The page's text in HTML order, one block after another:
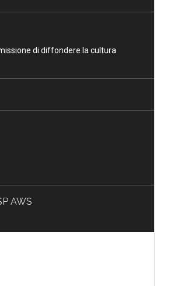
di diffondere la cultura
AWS